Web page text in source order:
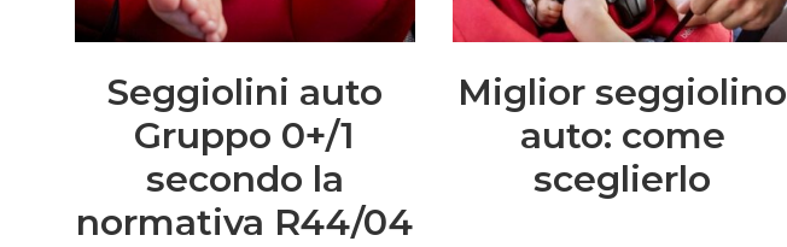
Seggiolini auto
Gruppo 0+/1
secondo la
normativa R44/04
Miglior seggiolino
auto: come
sceglierlo